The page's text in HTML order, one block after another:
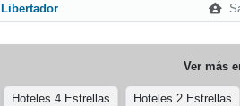
Libertador
Ver más
Hoteles 4 Estrellas Hoteles 2 Estrellas